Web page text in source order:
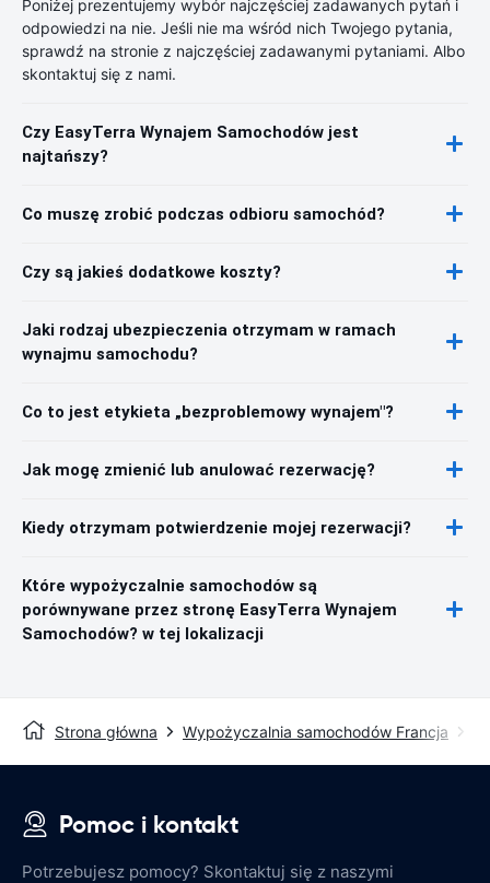
Poniżej prezentujemy wybór najczęściej zadawanych pytań i
odpowiedzi na nie. Jeśli nie ma wśród nich Twojego pytania,
sprawdź na stronie z najczęściej zadawanymi pytaniami. Albo
skontaktuj się z nami.
Czy EasyTerra Wynajem Samochodów jest
najtańszy?
Co muszę zrobić podczas odbioru samochód?
Czy są jakieś dodatkowe koszty?
Jaki rodzaj ubezpieczenia otrzymam w ramach
wynajmu samochodu?
Co to jest etykieta „bezproblemowy wynajem"?
Jak mogę zmienić lub anulować rezerwację?
Kiedy otrzymam potwierdzenie mojej rezerwacji?
Które wypożyczalnie samochodów są
porównywane przez stronę EasyTerra Wynajem
Samochodów? w tej lokalizacji
Strona główna Wypożyczalnia samochodów Francja
Pomoc i kontakt
Potrzebujesz pomocy? Skontaktuj się z naszymi